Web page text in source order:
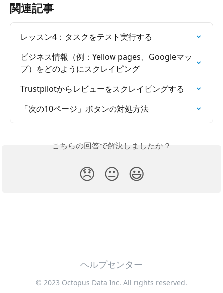
関連記事
レッスン4：タスクをテスト実行する
ビジネス情報（例：Yellow pages、Googleマッ
プ）をどのようにスクレイピング
Trustpilotからレビューをスクレイピングする
「次の10ページ」ボタンの対処方法
こちらの回答で解決しましたか？
😞 😐 😃
ヘルプセンター
© 2023 Octopus Data Inc. All rights reserved.